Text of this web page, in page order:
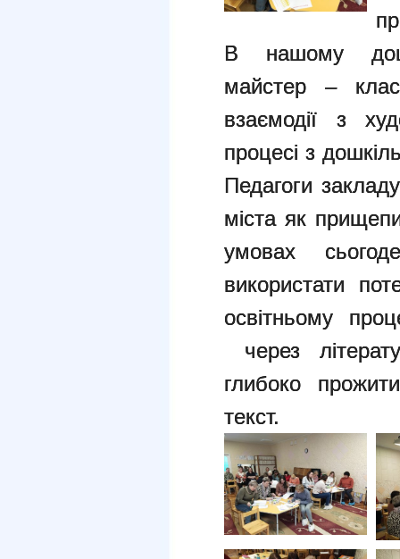
В нашому
майстер –
взаємодії з
процесі з
Педагоги
міста як
умовах
використати
освітньому
через
глибоко
текст.